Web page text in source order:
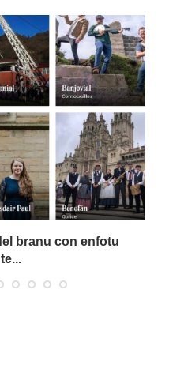
branu con enfotu